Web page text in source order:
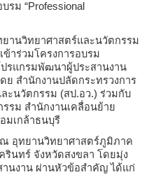
รม “Professional
ยานวิทยาศาสตร์และนวัตกรรม
าร่วมโครงการอบรม
ปรแกรมพัฒนาผู้ประสานงาน
ย สำนักงานปลัดกระทรวงการ
ะนวัตกรรม (สป.อว.) ร่วมกับ
รม สำนักงานเคลื่อนย้าย
มเกล้าธนบุรี
อุทยานวิทยาศาสตร์ภูมิภาค
นทร์ จังหวัดสงขลา โดยมุ่ง
นงาน ผ่านหัวข้อสำคัญ ได้แก่